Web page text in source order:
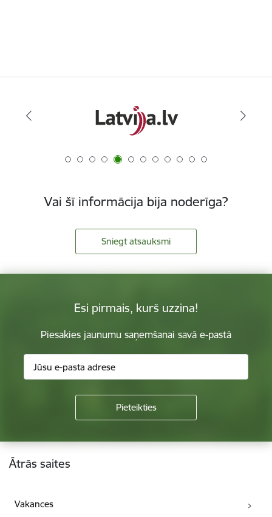
Vai šī informācija bija noderīga?
Sniegt atsauksmi
Esi pirmais, kurš uzzina!
Piesakies jaunumu saņemšanai savā e-pastā
Kājene
Ātrās saites
Vakances